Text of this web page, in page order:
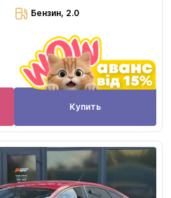
Бензин, 2.0
Купить